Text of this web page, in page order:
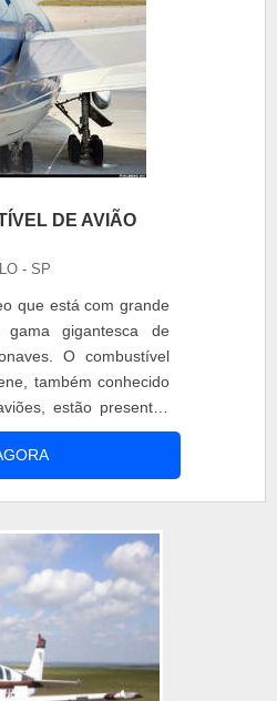
DE AVIÃO
- SP
que está com grande
gama gigantesca de
O combustível
também conhecido
estão presentes
de motores à turbina,
puro, turboélices ou
de avião o
custos para as